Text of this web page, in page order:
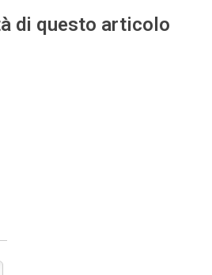
di questo articolo